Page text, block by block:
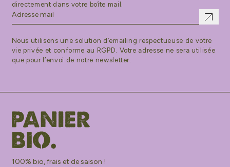
directement dans votre boîte mail.
Nous utilisons une solution d’emailing respectueuse de votre
vie privée et conforme au RGPD. Votre adresse ne sera utilisée
que pour l’envoi de notre newsletter.
100% bio, frais et de saison !